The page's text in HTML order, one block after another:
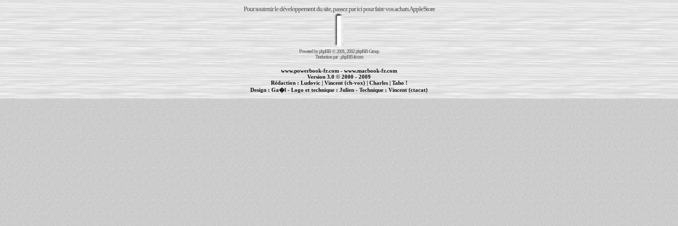
Pour soutenir le développement du site, passez par ici pour faire vos achats AppleStore
Powered byphpBB© 2001, 2002 phpBB Group
Traduction par :phpBB-fr.com
www.powerbook-fr.com - www.macbook-fr.com
Version 3.0 © 2000 - 2009
Rédaction : Ludovic|Vincent (ch-vox)| Charles|Taho !
Design :Ga�l - Logo et technique : Julien - Technique :Vincent (ctacat)
| | cr�ation de sites Internet